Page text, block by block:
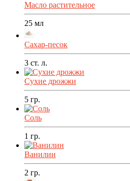
Масло растительное
25 мл
Сахар-песок
3 ст. л.
Сухие дрожжи
5 гр.
Соль
1 гр.
Ванилин
2 гр.